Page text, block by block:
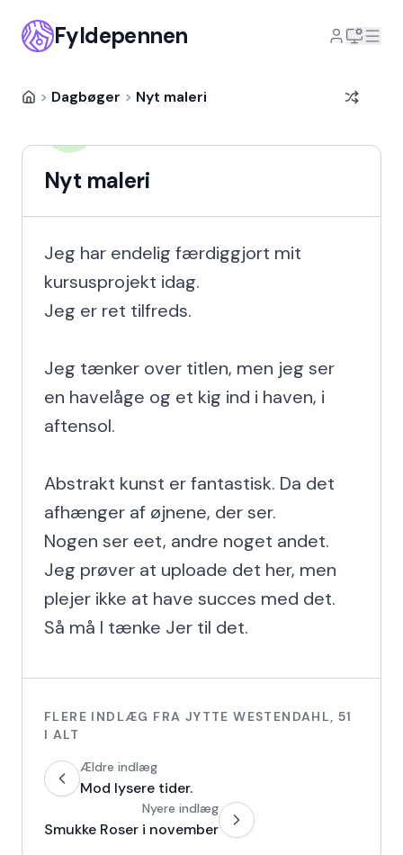
Fyldepennen
> Dagbøger > Nyt maleri
Nyt maleri
Jeg har endelig færdiggjort mit
kursusprojekt idag.
Jeg er ret tilfreds.
Jeg tænker over titlen, men jeg ser
en havelåge og et kig ind i haven, i
aftensol.
Abstrakt kunst er fantastisk. Da det
afhænger af øjnene, der ser.
Nogen ser eet, andre noget andet.
Jeg prøver at uploade det her, men
plejer ikke at have succes med det.
Så må I tænke Jer til det.
FLERE INDLÆG FRA JYTTE WESTENDAHL,51
I ALT
Ældre indlæg
Mod lysere tider.
Nyere indlæg
Smukke Roser i november